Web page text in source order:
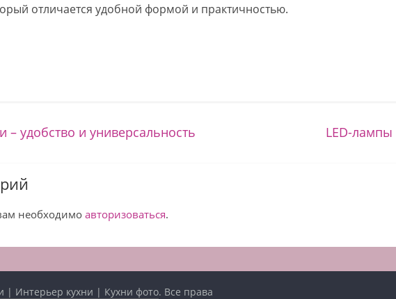
отличается удобной формой и практичностью.
удобство и универсальность LED-лампы
необходимоавторизоваться.
| Интерьер кухни | Кухни фото. Все права